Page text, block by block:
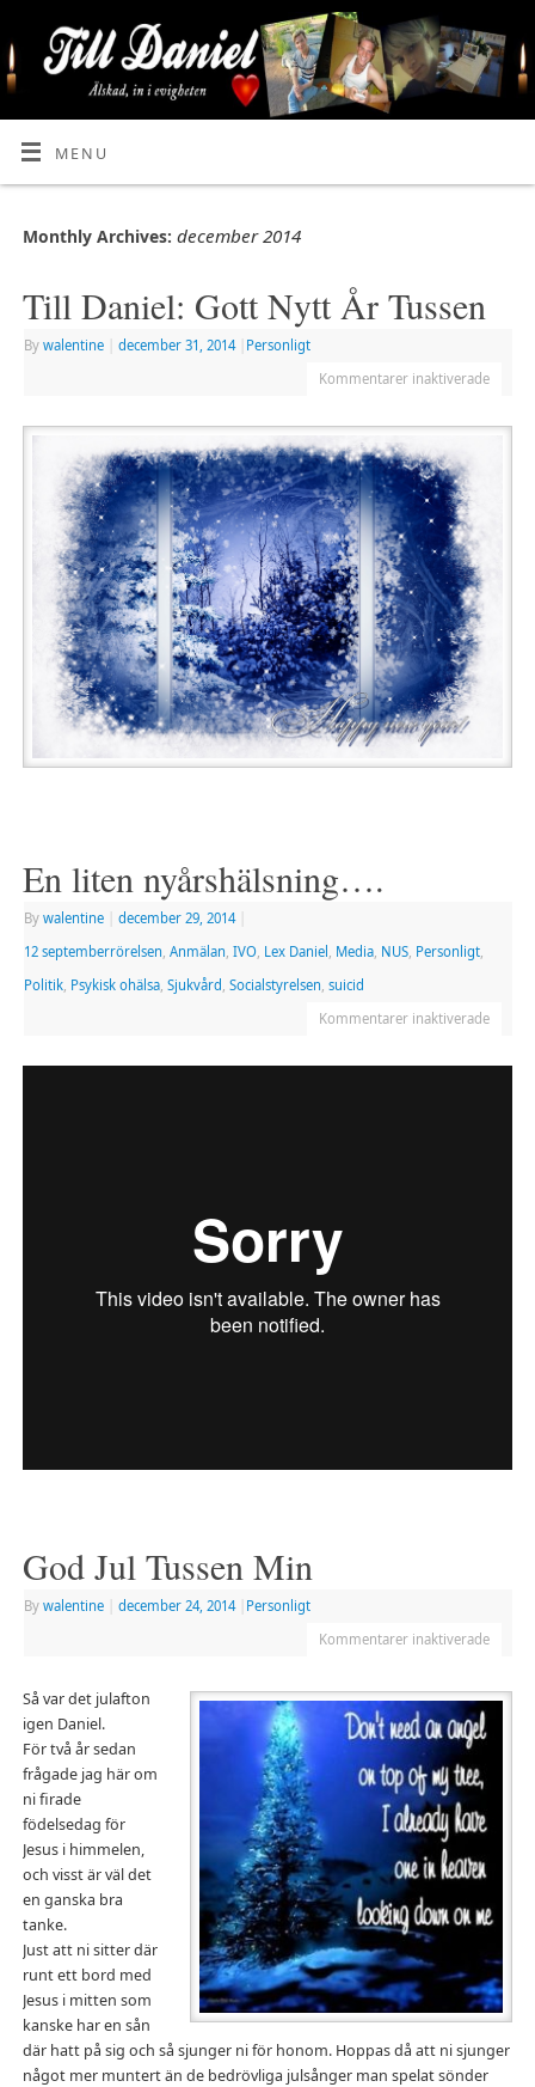
MENU
Monthly Archives: december 2014
Till Daniel: Gott Nytt År Tussen
By walentine december 31, 2014
Personligt
Kommentarer inaktiverade
En liten nyårshälsning….
By walentine december 29, 2014
12 septemberrörelsen Anmälan IVO, Lex Daniel Media, NUS, Personligt,
Politik, Psykisk ohälsa, Sjukvård Socialstyrelsen suicid
Kommentarer inaktiverade
God Jul Tussen Min
By walentine december 24, 2014
Personligt
Kommentarer inaktiverade
Så var det julafton
igen Daniel.
För två år sedan
frågade jag här om
ni firade
födelsedag för
Jesus i himmelen,
och visst är väl det
en ganska bra
tanke.
Just att ni sitter där
runt ett bord med
Jesus i mitten som
kanske har en sån
där hatt på sig och så sjunger ni för honom. Hoppas då att ni sjunger
något mer muntert än de bedrövliga julsånger man spelat sönder